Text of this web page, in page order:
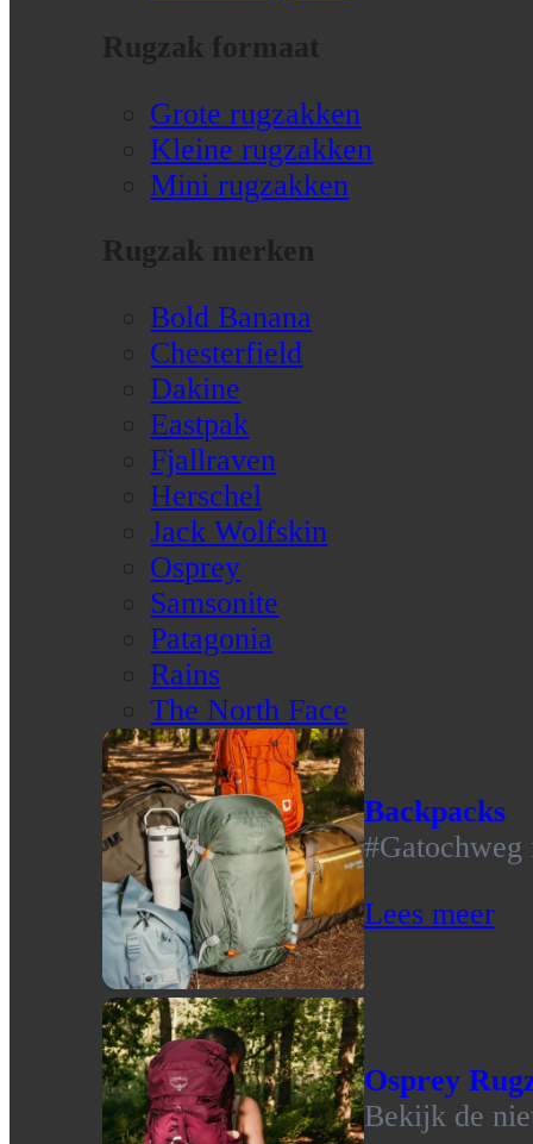
Rugzak formaat
Grote rugzakken
Kleine rugzakken
Mini rugzakken
Rugzak merken
Bold Banana
Chesterfield
Dakine
Eastpak
Fjallraven
Herschel
Jack Wolfskin
Osprey
Samsonite
Patagonia
Rains
The North Face
Backpacks
#Gatochweg
Lees meer
Osprey
Bekijk de